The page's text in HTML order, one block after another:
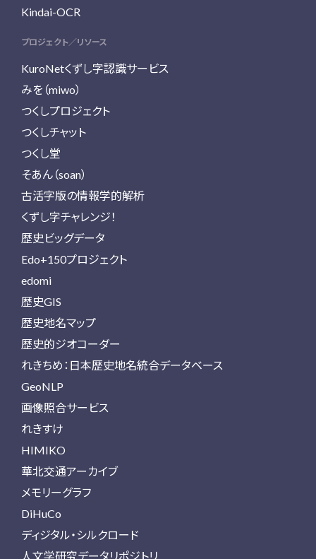
Kindai-OCR
プロジェクト／リソース
KuroNetくずし字認識サービス
みを（miwo）
つくしプロジェクト
つくしチャット
つくし堂
そあん（soan）
古活字版の情報学的解析
くずし字チャレンジ！
歴史ビッグデータ
Edo+150プロジェクト
edomi
歴史GIS
歴史地名マップ
歴史的ジオコーダー
れきちめ：日本歴史地名統合データベース
GeoNLP
画像照合サービス
れきすけ
HIMIKO
華北交通アーカイブ
メモリーグラフ
DiHuCo
ディジタル・シルクロード
人文学研究データリポジトリ